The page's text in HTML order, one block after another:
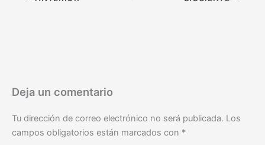
Deja un comentario
Tu dirección de correo electrónico no será publicada.
campos obligatorios están marcados con
*